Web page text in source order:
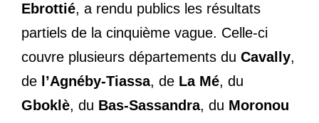
Ebrottié, a rendu publics les résultats
partiels de la cinquième vague. Celle-ci
couvre plusieurs départements du Cavally,
de l’Agnéby-Tiassa, de La Mé, du
Gboklè, du Bas-Sassandra, du Moronou